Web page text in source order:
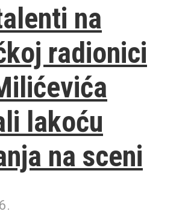
na
radionici
lakoću
na sceni